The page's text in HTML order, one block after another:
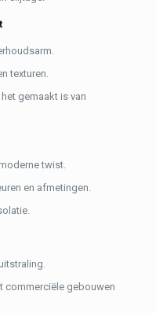
texturen.
gemaakt is van
twist.
en afmetingen.
commerciële gebouwen